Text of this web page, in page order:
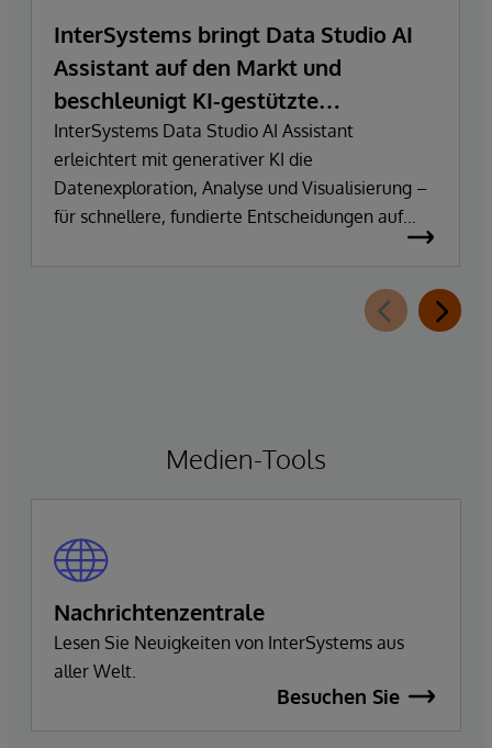
InterSystems bringt Data Studio AI
Assistant auf den Markt und
beschleunigt KI-gestützte
Datenexploration und
Erkenntnisgewinnung
InterSystems Data Studio AI Assistant
erleichtert mit generativer KI die
Datenexploration, Analyse und Visualisierung –
für schnellere, fundierte Entscheidungen auf
Basis vertrauenswürdiger Unternehmensdaten.
Medien-Tools
Nachrichtenzentrale
Lesen Sie Neuigkeiten von InterSystems aus
aller Welt.
Besuchen Sie